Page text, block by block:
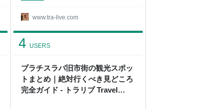
www.tra-live.com
ブラチスラバ旧市街の観光スポッ
トまとめ｜絶対行くべき見どころ
完全ガイド - トラリブ Travel
4 USERS